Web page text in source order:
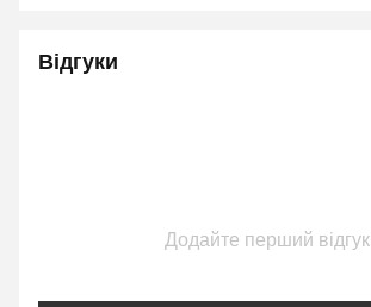
Відгуки
Додайте перший відгук